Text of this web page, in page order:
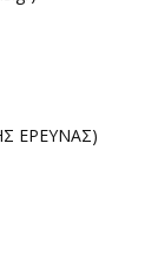
ΕΡΕΥΝΑΣ)